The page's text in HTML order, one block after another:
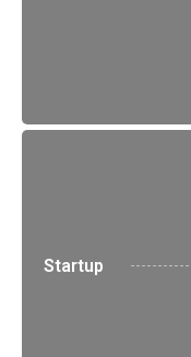
Startup